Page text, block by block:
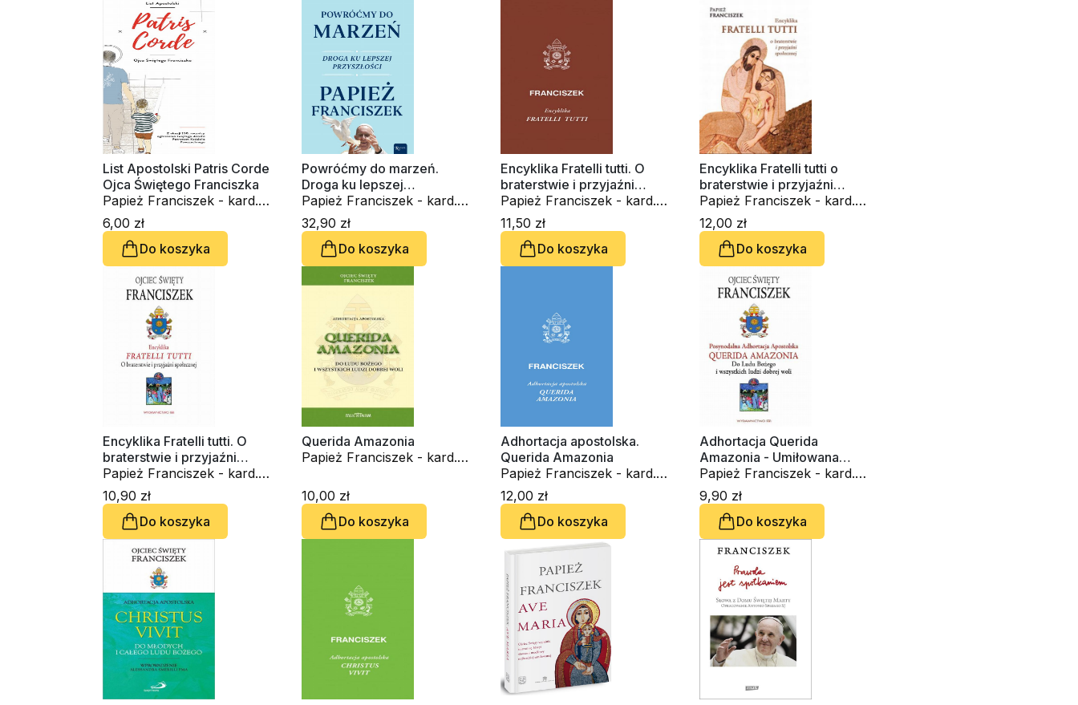
List Apostolski Patris Corde
Ojca Świętego Franciszka
Papież Franciszek - kard.
Jorge Mario Bergoglio
6,00 zł
Do koszyka
Powróćmy do marzeń.
Droga ku lepszej
przyszłości
Papież Franciszek - kard.
Jorge Mario Bergoglio
32,90 zł
Do koszyka
Encyklika Fratelli tutti. O
braterstwie i przyjaźni
społecznej
Papież Franciszek - kard.
Jorge Mario Bergoglio
11,50 zł
Do koszyka
Encyklika Fratelli tutti o
braterstwie i przyjaźni
społecznej
Papież Franciszek - kard.
Jorge Mario Bergoglio
12,00 zł
Do koszyka
Encyklika Fratelli tutti. O
braterstwie i przyjaźni
społecznej
Papież Franciszek - kard.
Jorge Mario Bergoglio
10,90 zł
Do koszyka
Querida Amazonia
Papież Franciszek - kard.
10,00 zł
Do koszyka
Adhortacja apostolska.
Querida Amazonia
Papież Franciszek - kard.
Jorge Mario Bergoglio
12,00 zł
Do koszyka
Adhortacja Querida
Amazonia - Umiłowana
Amazonia" - Dla Ludu
Bożego i wszystkich ludzi
dobrej woli
Papież Franciszek - kard.
Jorge Mario Bergoglio
9,90 zł
Do koszyka